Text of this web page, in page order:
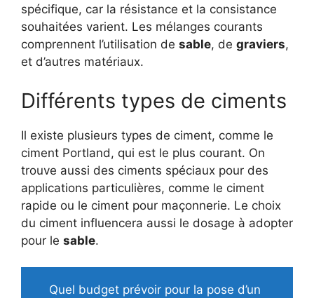
spécifique, car la résistance et la consistance
souhaitées varient. Les mélanges courants
comprennent l’utilisation de sable, de graviers,
et d’autres matériaux.
Différents types de ciments
Il existe plusieurs types de ciment, comme le
ciment Portland, qui est le plus courant. On
trouve aussi des ciments spéciaux pour des
applications particulières, comme le ciment
rapide ou le ciment pour maçonnerie. Le choix
du ciment influencera aussi le dosage à adopter
pour le sable.
Quel budget prévoir pour la pose d’un